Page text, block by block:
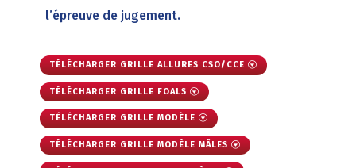
l’épreuve de jugement.
TÉLÉCHARGER GRILLE ALLURES CSO/CCE
TÉLÉCHARGER GRILLE FOALS
TÉLÉCHARGER GRILLE MODÈLE
TÉLÉCHARGER GRILLE MODÈLE MÂLES